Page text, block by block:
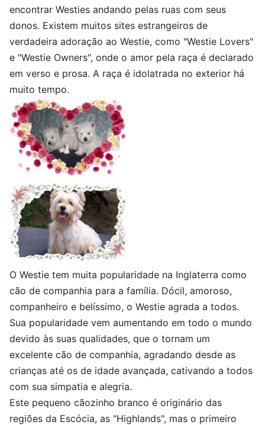
encontrar Westies andando pelas ruas com seus
donos. Existem muitos sites estrangeiros de
verdadeira adoração ao Westie, como "Westie Lovers"
e "Westie Owners", onde o amor pela raça é declarado
em verso e prosa. A raça é idolatrada no exterior há
muito tempo.
O Westie tem muita popularidade na Inglaterra como
cão de companhia para a família. Dócil, amoroso,
companheiro e belíssimo, o Westie agrada a todos.
Sua popularidade vem aumentando em todo o mundo
devido às suas qualidades, que o tornam um
excelente cão de companhia, agradando desde as
crianças até os de idade avançada, cativando a todos
com sua simpatia e alegria.
Este pequeno cãozinho branco é originário das
regiões da Escócia, as "Highlands", mas o primeiro